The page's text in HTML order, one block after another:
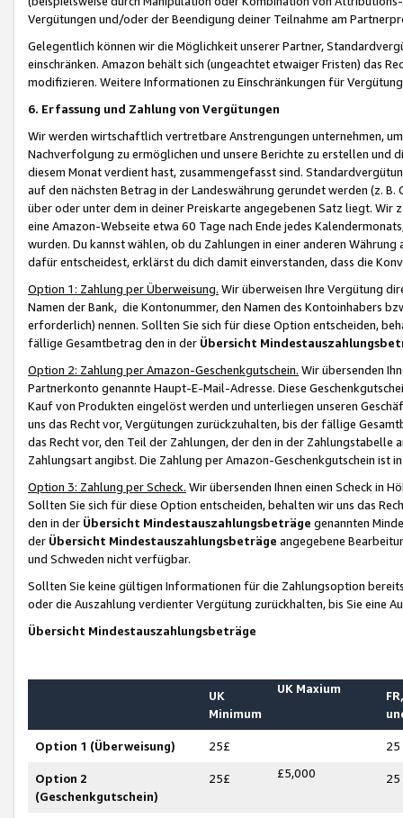
Vergütungen und/oder der Beendigung deiner Teilnahme am
Gelegentlich können wir die Möglichkeit unserer Partner,
einschränken. Amazon behält sich (ungeachtet etwaiger Fristen) das
modifizieren. Weitere Informationen zu Einschränkungen für
6. Erfassung und Zahlung von Vergütungen
Wir werden wirtschaftlich vertretbare Anstrengungen unternehmen,
Nachverfolgung zu ermöglichen und unsere Berichte zu erstellen und
diesem Monat verdient hast, zusammengefasst sind.
auf den nächsten Betrag in der Landeswährung gerundet werden (z.
über oder unter dem in deiner Preiskarte angegebenen Satz liegt.
eine Amazon-Webseite etwa 60 Tage nach Ende jedes
wurden. Du kannst wählen, ob du Zahlungen in einer anderen
dafür entscheidest, erklärst du dich damit einverstanden, dass die
Option 1: Zahlung per Überweisung. Wir überweisen Ihre Vergütung
Namen der Bank, die Kontonummer, den Namen des Kontoinhabers
erforderlich) nennen. Sollten Sie sich für diese Option entscheiden,
fällige Gesamtbetrag den in der Übersicht
Option 2: Zahlung per Amazon-Geschenkgutschein. Wir übersenden
Partnerkonto genannte Haupt-E-Mail-Adresse. Diese
Kauf von Produkten eingelöst werden und unterliegen unseren
uns das Recht vor, Vergütungen zurückzuhalten, bis der fällige
das Recht vor, den Teil der Zahlungen, der den in der
Zahlungsart angibst. Die Zahlung per Amazon-Geschenkgutschein ist
Option 3: Zahlung per Scheck. Wir übersenden Ihnen einen Scheck in
Sollten Sie sich für diese Option entscheiden, behalten wir uns das
den in der Übersicht Mindestauszahlungsbeträge genannten
der Übersicht Mindestauszahlungsbeträge angegebene
und Schweden nicht verfügbar.
Sollten Sie keine gültigen Informationen für die Zahlungsoption
oder die Auszahlung verdienter Vergütung zurückhalten, bis Sie
Übersicht Mindestauszahlungsbeträge
UK
Minimum
UK Maxium
Option 1 (Überweisung) 25£ 25
Option 2
(Geschenkgutschein)
25£ £5,000 25